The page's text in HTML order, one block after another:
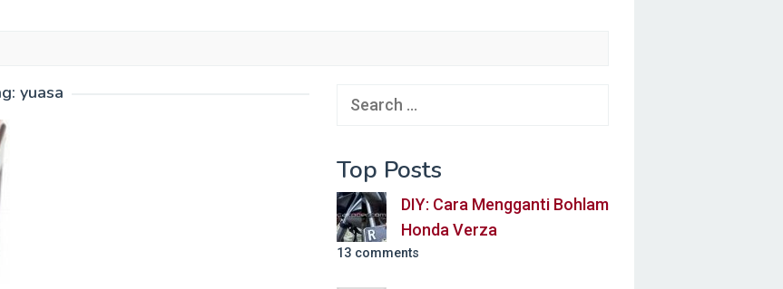
yuasa
Search
Top Posts
DIY: Cara Mengganti Bohlam
Honda Verza
13 comments